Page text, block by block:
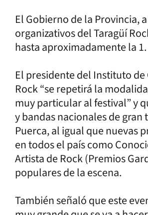
El Gobierno de la Provincia,
organizativos del Taragüí
hasta aproximadamente la 1.
El presidente del Instituto
Rock “se repetirá la
muy particular al festival” y
y bandas nacionales de gran
Puerca, al igual que nuevas
en todos el país como
Artista de Rock (Premios
populares de la escena.
También señaló que este